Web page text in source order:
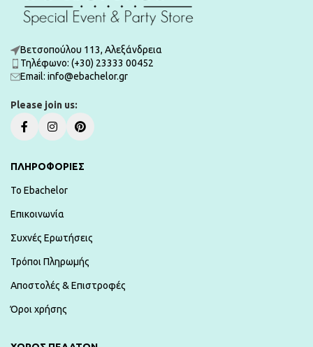
Βετσοπούλου 113, Αλεξάνδρεια
Τηλέφωνο: (+30) 23333 00452
Εmail: info@ebachelor.gr
Please join us:
ΠΛΗΡΟΦΟΡΙΕΣ
To Ebachelor
Επικοινωνία
Συχνές Ερωτήσεις
Τρόποι Πληρωμής
Αποστολές & Επιστροφές
Όροι χρήσης